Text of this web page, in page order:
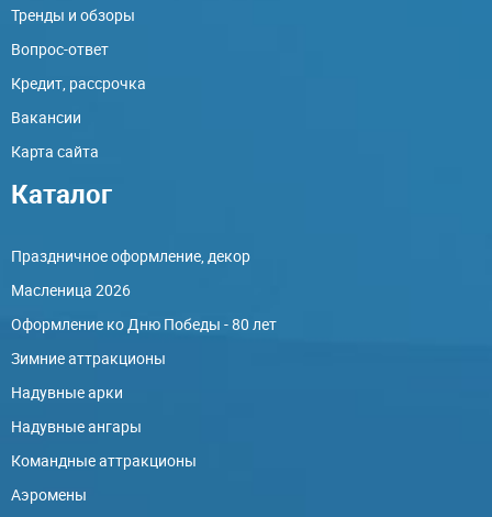
Тренды и обзоры
Вопрос-ответ
Кредит, рассрочка
Вакансии
Карта сайта
Каталог
Праздничное оформление, декор
Масленица 2026
Оформление ко Дню Победы - 80 лет
Зимние аттракционы
Надувные арки
Надувные ангары
Командные аттракционы
Аэромены